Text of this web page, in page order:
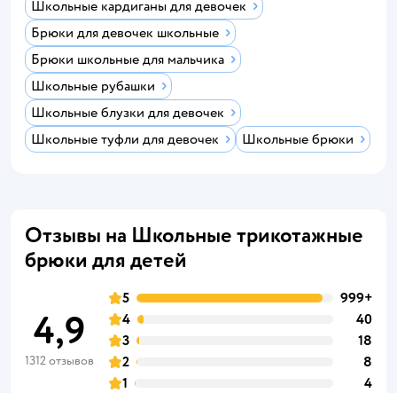
Школьные кардиганы для девочек
Брюки для девочек школьные
Брюки школьные для мальчика
Школьные рубашки
Школьные блузки для девочек
Школьные туфли для девочек
Школьные брюки
Отзывы на Школьные трикотажные
брюки для детей
4,9
1312 отзывов
5
999+
4
40
3
18
2
8
1
4